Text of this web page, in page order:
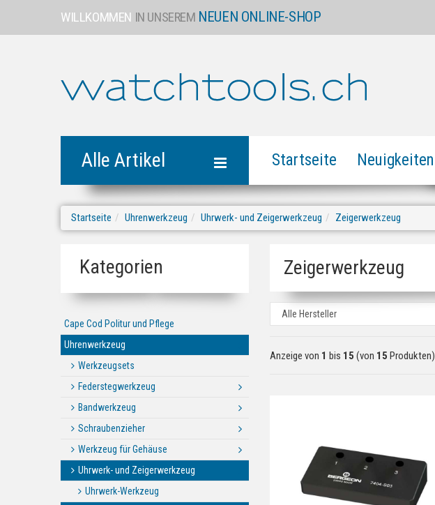
WILLKOMMEN IN UNSEREM NEUEN ONLINE-SHOP
Alle Artikel Startseite Neuigkeiten
Startseite Uhrenwerkzeug Uhrwerk- und Zeigerwerkzeug Zeigerwerkzeug
Kategorien
Cape Cod Politur und Pflege
Uhrenwerkzeug
Werkzeugsets
Federstegwerkzeug
Bandwerkzeug
Schraubenzieher
Werkzeug für Gehäuse
Uhrwerk- und Zeigerwerkzeug
Uhrwerk-Werkzeug
Zeigerwerkzeug
Anzeige von 1 bis 15 (von 15 Produkten)